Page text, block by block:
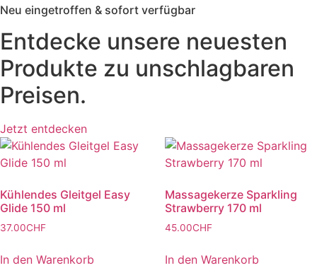
Neu eingetroffen & sofort verfügbar
Entdecke unsere neuesten
Produkte zu unschlagbaren
Preisen.
Jetzt entdecken
Kühlendes Gleitgel Easy
Glide 150 ml
37.00CHF
In den Warenkorb
Massagekerze Sparkling
Strawberry 170 ml
45.00CHF
In den Warenkorb